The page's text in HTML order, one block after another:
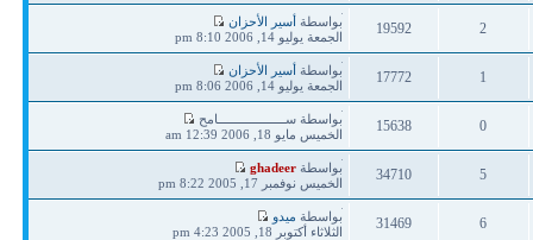
ردود
مشاهدات
2
ردود
19592
مشاهدات
آخر
مشاركة
بواسطةأسير الأحزان
الجمعة يوليو 14, 2006 8:10 pm
1
ردود
17772
مشاهدات
آخر
مشاركة
بواسطةأسير الأحزان
الجمعة يوليو 14, 2006 8:06 pm
0
ردود
15638
مشاهدات
آخر
مشاركة
بواسطة ســـــــــــــــــــامح
الخميس مايو 18, 2006 12:39 am
5
ردود
34710
مشاهدات
آخر
مشاركة
بواسطةghadeer
الخميس نوفمبر 17, 2005 8:22 pm
6
31469
آخر
مشاركة
بواسطة ميدو
الثلاثاء أكتوبر 18, 2005 4:23 pm